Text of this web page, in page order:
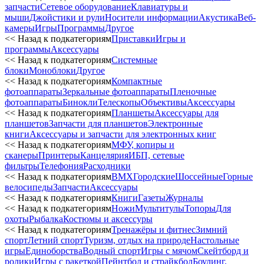
запчастиСетевое оборудованиеКлавиатуры и
мышиДжойстики и рулиНосители информацииАкустикаВеб-
камерыИгрыПрограммыДругое
<< Назад к подкатегориямПриставкиИгры и
программыАксессуары
<< Назад к подкатегориямСистемные
блокиМоноблокиДругое
<< Назад к подкатегориямКомпактные
фотоаппаратыЗеркальные фотоаппаратыПленочные
фотоаппаратыБиноклиТелескопыОбъективыАксессуары
<< Назад к подкатегориямПланшетыАксессуары для
планшетовЗапчасти для планшетовЭлектронные
книгиАксессуары и запчасти для электронных книг
<< Назад к подкатегориямМФУ, копиры и
сканерыПринтерыКанцелярияИБП, сетевые
фильтрыТелефонияРасходники
<< Назад к подкатегориямBMXГородскиеШоссейныеГорные
велосипедыЗапчастиАксессуары
<< Назад к подкатегориямКнигиГазетыЖурналы
<< Назад к подкатегориямНожиМультитулыТопорыДля
охотыРыбалкаКостюмы и аксессуры
<< Назад к подкатегориямТренажёры и фитнесЗимний
спортЛетний спортТуризм, отдых на природеНастольные
игрыЕдиноборстваВодный спортИгры с мячомСкейтборд и
роликиИгры с ракеткойПейнтбол и страйкболБоулинг,